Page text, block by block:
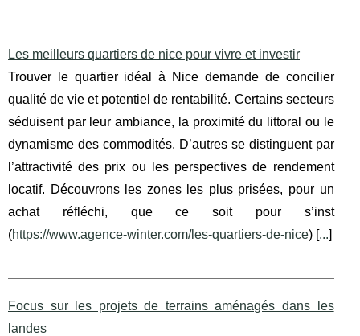
Les meilleurs quartiers de nice pour vivre et investir
Trouver le quartier idéal à Nice demande de concilier
qualité de vie et potentiel de rentabilité. Certains secteurs
séduisent par leur ambiance, la proximité du littoral ou le
dynamisme des commodités. D’autres se distinguent par
l’attractivité des prix ou les perspectives de rendement
locatif. Découvrons les zones les plus prisées, pour un
achat réfléchi, que ce soit pour s’inst
(https://www.agence-winter.com/les-quartiers-de-nice) [...]
Focus sur les projets de terrains aménagés dans les
landes